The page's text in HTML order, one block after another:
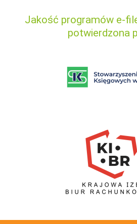
Jakość programów e-
potwierdzona